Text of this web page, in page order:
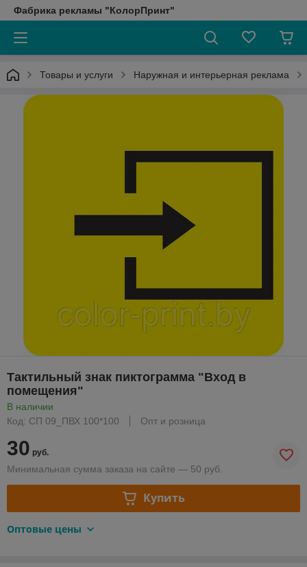
Фабрика рекламы "КолорПринт"
Товары и услуги Наружная и интерьерная реклама
Тактильный знак пиктограмма "Вход в
помещения"
В наличии
Код: СП 09_ПВХ 100*100
Опт и розница
30 руб.
Минимальная сумма заказа на сайте — 50 руб.
Купить
Оптовые цены